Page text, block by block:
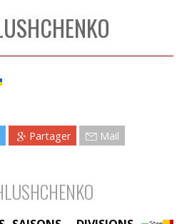
Partager Mail